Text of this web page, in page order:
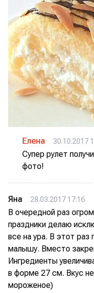
Елена 30.10.2017
Супер рулет
фото!
Яна 28.03.2017 17:16
В очередной раз
праздники делаю
все на ура. В этот
малышу. Вместо
Ингредиенты
в форме 27 см. Вкус
мороженое)